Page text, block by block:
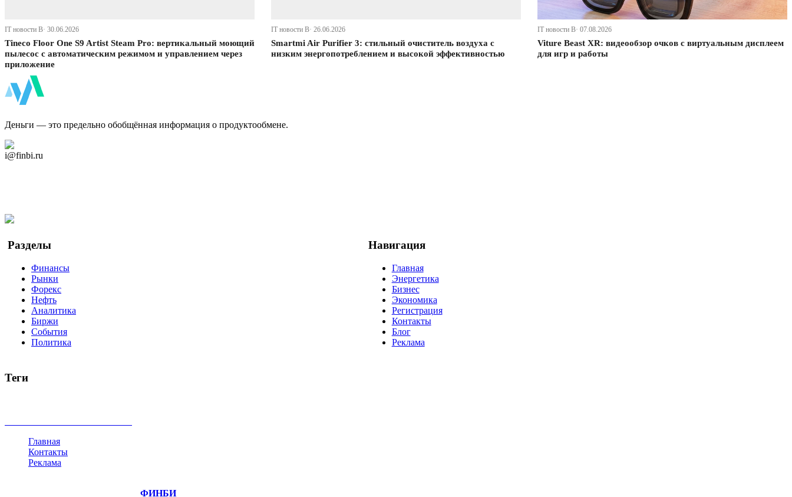
IT новости В· 30.06.2026
Tineco Floor One S9 Artist Steam Pro: вертикальный моющий
пылесос с автоматическим режимом и управлением через
приложение
IT новости В· 26.06.2026
Smartmi Air Purifier 3: стильный очиститель воздуха с
низким энергопотреблением и высокой эффективностью
IT новости В· 07.08.2026
Viture Beast XR: видеообзор очков с виртуальным дисплеем
для игр и работы
Деньги — это предельно обобщённая информация о продуктообмене.
i@finbi.ru
Разделы
Финансы
Рынки
Форекс
Нефть
Аналитика
Биржи
События
Политика
Навигация
Главная
Энергетика
Бизнес
Экономика
Регистрация
Контакты
Блог
Реклама
Теги
Главная
Контакты
Реклама
ФИНБИ.РУ"